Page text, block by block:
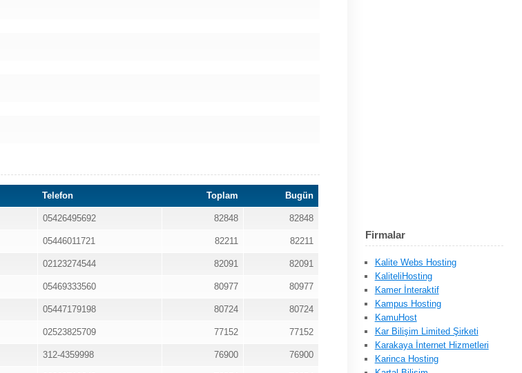
Firmalar
Kalite Webs Hosting
KaliteliHosting
Kamer İnteraktif
Kampus Hosting
KamuHost
Kar Bilişim Limited Şirketi
Karakaya İnternet Hizmetleri
Karinca Hosting
Telefon Toplam Bugün
05426495692 82848 82848
05446011721 82211 82211
02123274544 82091 82091
05469333560 80977 80977
05447179198 80724 80724
02523825709 77152 77152
312-4359998 76900 76900